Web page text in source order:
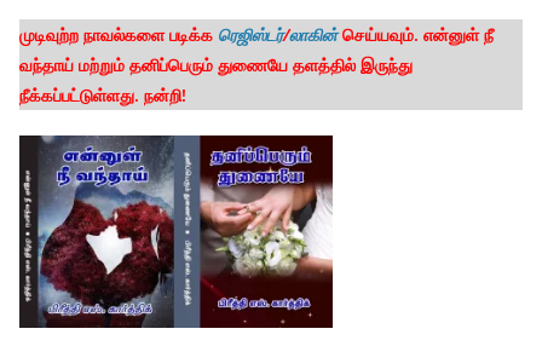
முடிவுற்ற நாவல்களை படிக்க ரெஜிஸ்டர்/லாகின்செய்யவும். என்னுள் நீ
வந்தாய் மற்றும் தனிப்பெரும் துணையே தளத்தில் இருந்து
நீக்கப்பட்டுள்ளது. நன்றி!